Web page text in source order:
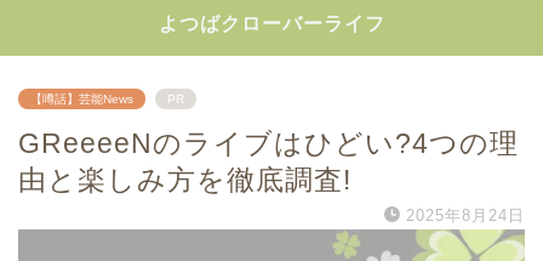
よつばクローバーライフ
【噂話】芸能News PR
GReeeeNのライブはひどい?4つの理
由と楽しみ方を徹底調査!
2025年8月24日